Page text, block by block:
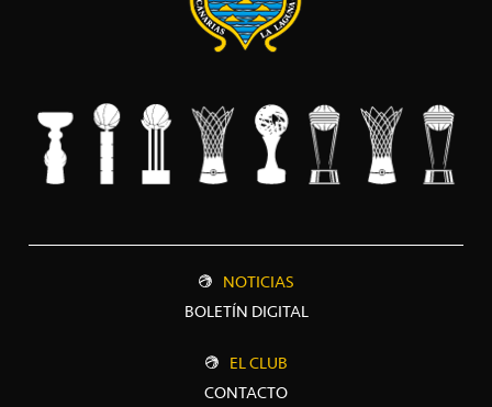
NOTICIAS
BOLETÍN DIGITAL
EL CLUB
CONTACTO